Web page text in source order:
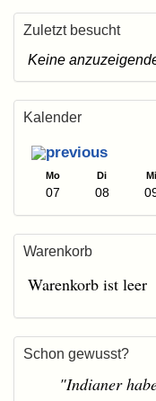
Zuletzt besucht
Keine
Kalender
Mo Di Mi
07 08
Warenkorb
Warenkorb ist leer
Schon gewusst?
"Indianer